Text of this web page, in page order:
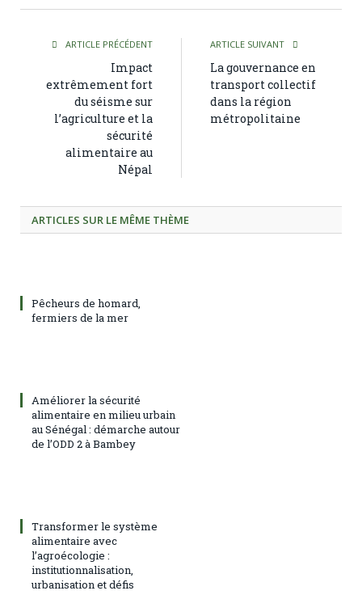
ARTICLE PRÉCÉDENT
Impact
extrêmement fort
du séisme sur
l’agriculture et la
sécurité
alimentaire au
Népal
ARTICLE SUIVANT
La gouvernance en
transport collectif
dans la région
métropolitaine
ARTICLES SUR LE MÊME THÈME
Pêcheurs de homard,
fermiers de la mer
Améliorer la sécurité
alimentaire en milieu urbain
au Sénégal : démarche autour
de l’ODD 2 à Bambey
Transformer le système
alimentaire avec
l’agroécologie :
institutionnalisation,
urbanisation et défis